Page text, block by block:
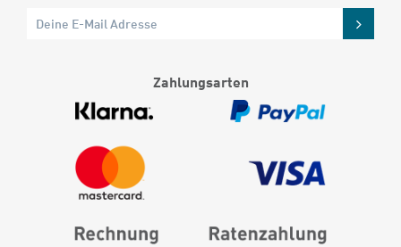
Zahlungsarten